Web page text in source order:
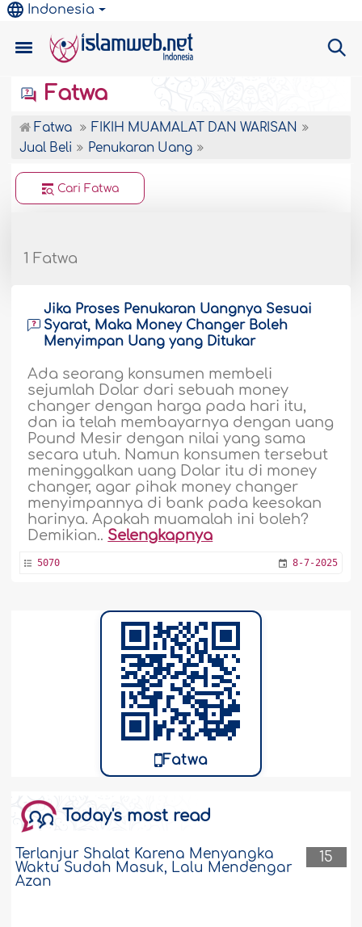
Indonesia
Fatwa
Fatwa
FIKIH MUAMALAT DAN WARISAN
Jual Beli
Penukaran Uang
Cari Fatwa
1 Fatwa
Jika Proses Penukaran Uangnya Sesuai
Syarat, Maka Money Changer Boleh
Menyimpan Uang yang Ditukar
Ada seorang konsumen membeli
sejumlah Dolar dari sebuah money
changer dengan harga pada hari itu,
dan ia telah membayarnya dengan uang
Pound Mesir dengan nilai yang sama
secara utuh. Namun konsumen tersebut
meninggalkan uang Dolar itu di money
changer, agar pihak money changer
menyimpannya di bank pada keesokan
harinya. Apakah muamalah ini boleh?
Demikian.. Selengkapnya
5070 8-7-2025
Fatwa
Today's most read
15
Terlanjur Shalat Karena Menyangka
Waktu Sudah Masuk, Lalu Mendengar
Azan